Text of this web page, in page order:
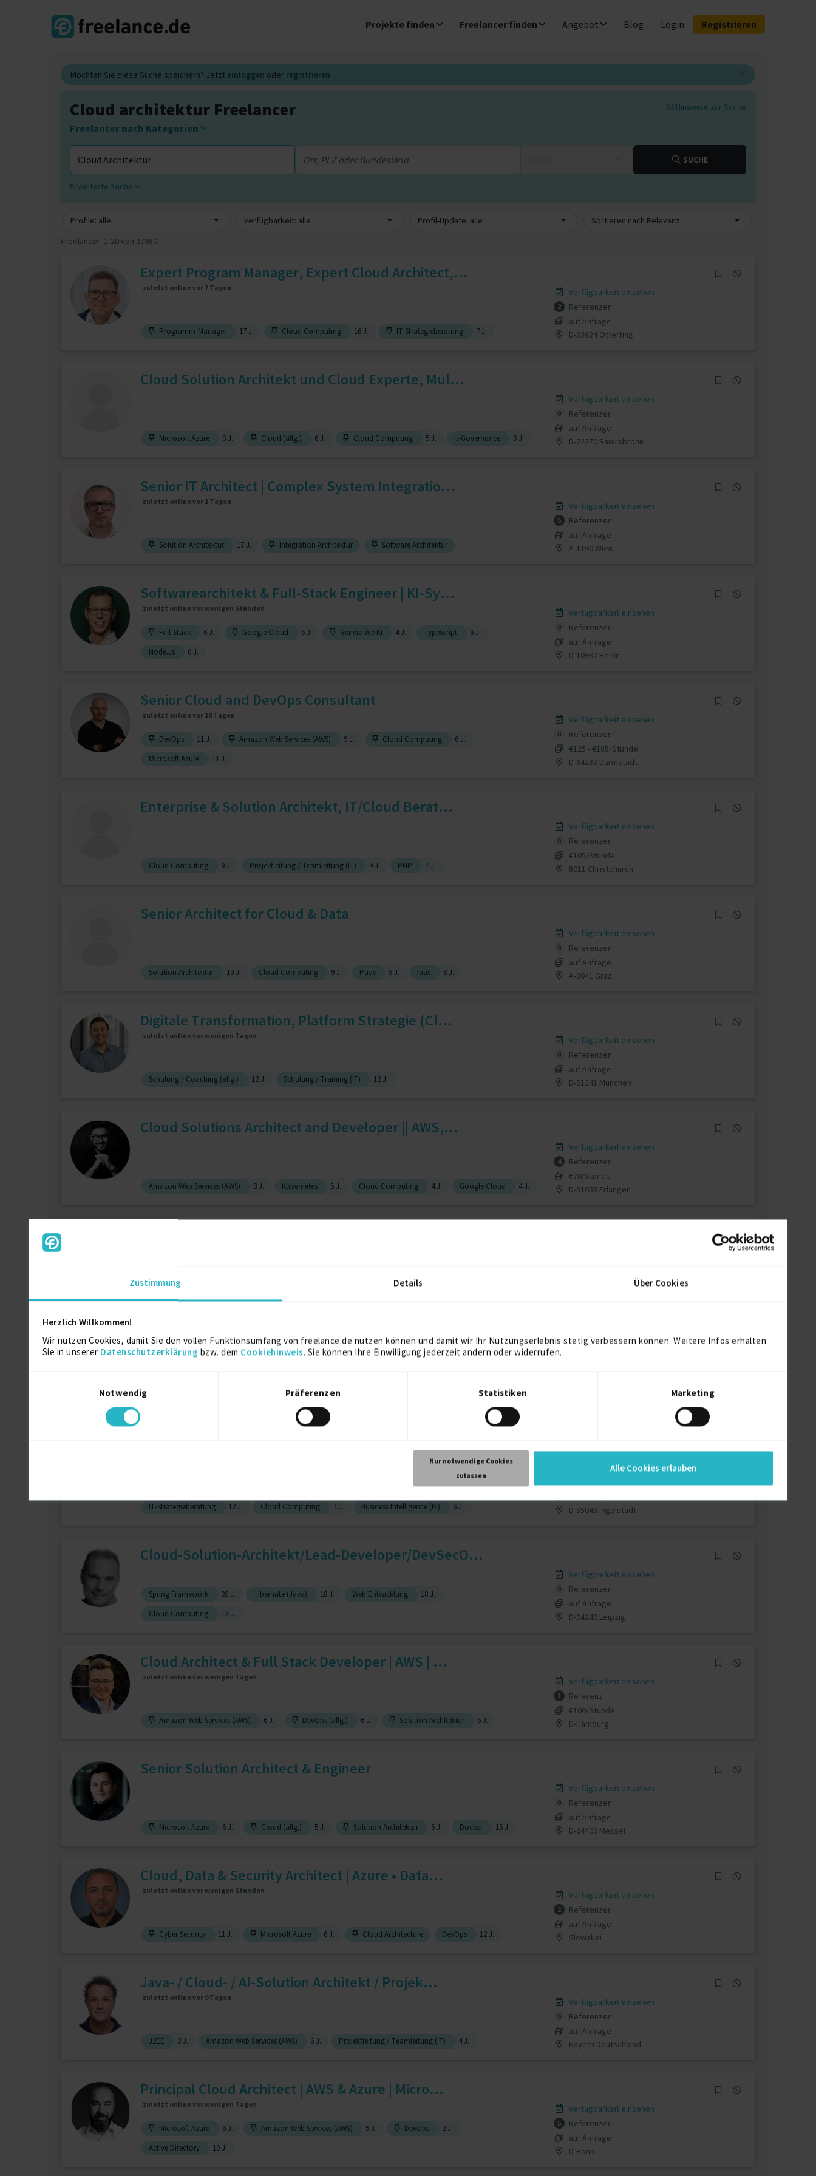
Zustimmung Details Über Cookies
Herzlich Willkommen!
Wir nutzen Cookies, damit Sie den vollen Funktionsumfang von freelance.de nutzen können und damit wir Ihr Nutzungserlebnis stetig verbessern können. Weitere Infos erhalten
Sie in unserer Datenschutzerklärung bzw. dem Cookiehinweis. Sie können Ihre Einwilligung jederzeit ändern oder widerrufen.
Notwendig
Präferenzen Statistiken Marketing
Nur notwendige Cookies
zulassen
Alle Cookies erlauben
Projekte finden Freelancer finden Angebot Blog Login Registrieren
Möchten Sie diese Suche speichern? Jetzt einloggen oder registrieren
Hinweise zur Suche
Cloud architektur Freelancer
Freelancer nach Kategorien
SUCHE
Erweiterte Suche
Profile: alle Verfügbarkeit: alle Profil-Update: alle
Sortieren nach Relevanz
Freelancer: 1-20 von 27980
Expert Program Manager, Expert Cloud Architect,...
zuletzt online vor 7 Tagen
Programm-Manager 17 J. Cloud Computing 16 J. IT-Strategieberatung 7 J.
Verfügbarkeit einsehen
2
Referenzen
auf Anfrage
D-83624 Otterfing
Cloud Solution Architekt und Cloud Experte, Mul...
Microsoft Azure 8 J. Cloud (allg.) 6 J. Cloud Computing 5 J. It-Governance 6 J.
Verfügbarkeit einsehen
0
Referenzen
auf Anfrage
D-72270 Baiersbronn
Senior IT Architect | Complex System Integratio...
zuletzt online vor 1 Tagen
Solution Architektur 17 J. Integration Architektur Software Architektur
Verfügbarkeit einsehen
5
Referenzen
auf Anfrage
A-1190 Wien
Softwarearchitekt & Full-Stack Engineer | KI-Sy...
zuletzt online vor wenigen Stunden
Full-Stack 6 J. Google Cloud 6 J. Generative KI 4 J. Typescript
6 J.
Node.Js
6 J.
Verfügbarkeit einsehen
0
Referenzen
auf Anfrage
D-10997 Berlin
Senior Cloud and DevOps Consultant
zuletzt online vor 10 Tagen
DevOps 11 J. Amazon Web Services (AWS) 9 J. Cloud Computing
6 J.
Microsoft Azure
11 J.
Verfügbarkeit einsehen
0
Referenzen
€125 - €185/Stunde
D-64283 Darmstadt
Enterprise & Solution Architekt, IT/Cloud Berat...
Cloud Computing 9 J. Projektleitung / Teamleitung (IT) 9 J. PHP 7 J.
Verfügbarkeit einsehen
0
Referenzen
€105/Stunde
8011 Christchurch
Senior Architect for Cloud & Data
Solution Architektur 13 J. Cloud Computing 9 J. Paas 9 J. Iaas 8 J.
Verfügbarkeit einsehen
0
Referenzen
auf Anfrage
A-8041 Graz
Digitale Transformation, Platform Strategie (Cl...
zuletzt online vor wenigen Tagen
Schulung / Coaching (allg.) 12 J. Schulung / Training (IT) 12 J.
Verfügbarkeit einsehen
0
Referenzen
auf Anfrage
D-81241 München
Cloud Solutions Architect and Developer || AWS,...
Amazon Web Services (AWS) 8 J. Kubernetes 5 J. Cloud Computing 4 J. Google Cloud 4 J.
Verfügbarkeit einsehen
4
Referenzen
€70/Stunde
D-91058 Erlangen
Senior Data Engineer / AI Engineer / Cloud Arch...
5 J.
Cloud Architect, Business Intelligence, Data Wa...
IT-Strategieberatung 12 J. Cloud Computing 7 J. Business Intelligence (BI) 6 J.
Verfügbarkeit einsehen
D-85049 Ingolstadt
Cloud-Solution-Architekt/Lead-Developer/DevSecO...
Spring Framework 20 J. Hibernate (Java) 18 J. Web Entwicklung
18 J.
Cloud Computing
13 J.
Verfügbarkeit einsehen
0
Referenzen
auf Anfrage
D-04249 Leipzig
Cloud Architect & Full Stack Developer | AWS | ...
zuletzt online vor wenigen Tagen
Amazon Web Services (AWS) 6 J. DevOps (allg.) 6 J. Solution Architektur 6 J.
Verfügbarkeit einsehen
1
Referenz
€100/Stunde
D-Hamburg
Senior Solution Architect & Engineer
Microsoft Azure 6 J. Cloud (allg.) 5 J. Solution Architektur 5 J. Docker 15 J.
Verfügbarkeit einsehen
0
Referenzen
auf Anfrage
D-64409 Messel
Cloud, Data & Security Architect | Azure • Data...
zuletzt online vor wenigen Stunden
Cyber Security 11 J. Microsoft Azure 6 J. Cloud Architecture DevOps 12 J.
Verfügbarkeit einsehen
2
Referenzen
auf Anfrage
Slowakei
Java- / Cloud- / AI-Solution Architekt / Projek...
zuletzt online vor 9 Tagen
J2EE 8 J. Amazon Web Services (AWS) 6 J. Projektleitung / Teamleitung (IT) 4 J.
Verfügbarkeit einsehen
0
Referenzen
auf Anfrage
Bayern Deutschland
Principal Cloud Architect | AWS & Azure | Micro...
zuletzt online vor wenigen Tagen
Microsoft Azure 6 J. Amazon Web Services (AWS) 5 J. DevOps
2 J.
Active Directory
10 J.
Verfügbarkeit einsehen
5
Referenzen
auf Anfrage
D-Bonn